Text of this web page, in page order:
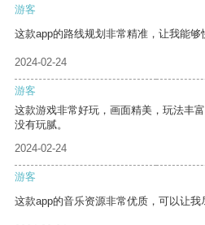
游客
这款app的路线规划非常精准，让我能够
2024-02-24
游客
这款游戏非常好玩，画面精美，玩法丰
没有玩腻。
2024-02-24
游客
这款app的音乐资源非常优质，可以让我